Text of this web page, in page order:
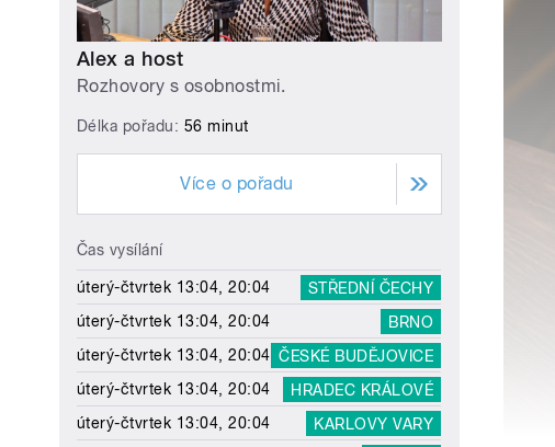
Alex a host
Rozhovory s osobnostmi.
Délka pořadu: 56 minut
Více o pořadu
Čas vysílání
úterý-čtvrtek 13:04, 20:04
STŘEDNÍ ČECHY
úterý-čtvrtek 13:04, 20:04
BRNO
úterý-čtvrtek 13:04, 20:04 ČESKÉ BUDĚJOVICE
úterý-čtvrtek 13:04, 20:04
HRADEC KRÁLOVÉ
úterý-čtvrtek 13:04, 20:04
KARLOVY VARY